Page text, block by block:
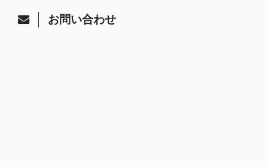
お問い合わせ